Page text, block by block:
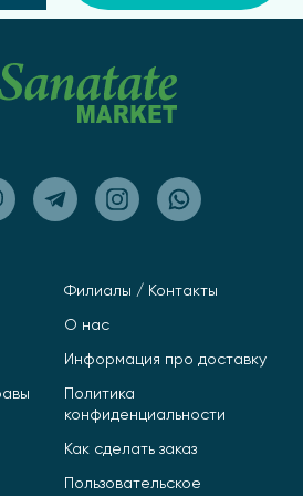
Филиалы / Контакты
О нас
Информация про доставку
Политика
конфиденциальности
Как сделать заказ
Пользовательское